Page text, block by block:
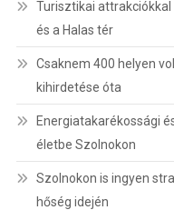
Turisztikai
és a Halas tér
Csaknem 400 helyen
kihirdetése óta
Energiatakarékossági
életbe Szolnokon
Szolnokon is ingyen
hőség idején